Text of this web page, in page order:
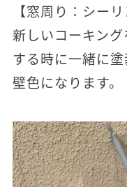
【窓周り：シー
新しいコーキン
する時に一緒に
壁色になります。